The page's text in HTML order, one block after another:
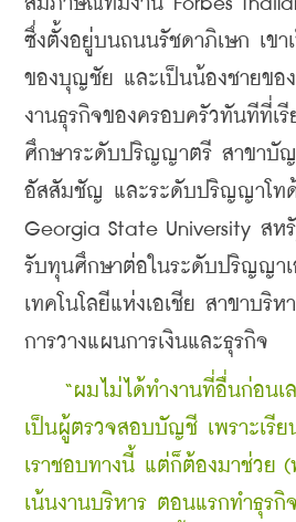
ซึ่งตั้งอยู่บนถนนรัชดาภิเษก เข
ของบุญชัย และเป็นน้องชายขอ
งานธุรกิจของครอบครัวทันทีที่เรี
ศึกษาระดับปริญญาตรี สาขาบั
อัสสัมชัญ และระดับปริญญาโท
Georgia State University สห
รับทุนศึกษาต่อในระดับปริญญา
เทคโนโลยีแห่งเอเชีย สาขาบริห
การวางแผนการเงินและธุรกิจ
“ผมไม่ได้ทำงานที่อื่นก่อนเ
เป็นผู้ตรวจสอบบัญชี เพราะเรี
เราชอบทางนี้ แต่ก็ต้องมาช่วย
เน้นงานบริหาร ตอนแรกทำธุรกิ